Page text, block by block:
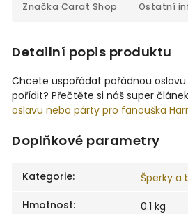
Značka Carat Shop Ostatní
Detailní popis produktu
Chcete uspořádat pořádnou
pořídit? Přečtěte si náš super článek
oslavu nebo párty pro fanouška
Doplňkové parametry
Kategorie:
Šperky a
Hmotnost:
0.1 kg